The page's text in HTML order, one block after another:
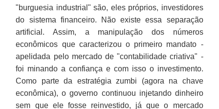
"burguesia industrial" são, eles próprios, investidores
do sistema financeiro. Não existe essa separação
artificial. Assim, a manipulação dos números
econômicos que caracterizou o primeiro mandato -
apelidada pelo mercado de "contabilidade criativa" -
foi minando a confiança e com isso o investimento.
Como parte da estratégia zumbi (agora na chave
econômica), o governo continuou injetando dinheiro
sem que ele fosse reinvestido, já que o mercado